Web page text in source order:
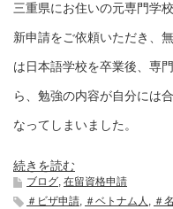
三重県にお住いの元専門学
新申請をご依頼いただき、
は日本語学校を卒業後、専
ら、勉強の内容が自分には
なってしまいました。
続きを読む
ブログ, 在留資格申請
＃ビザ申請, ＃ベトナム人 , ＃